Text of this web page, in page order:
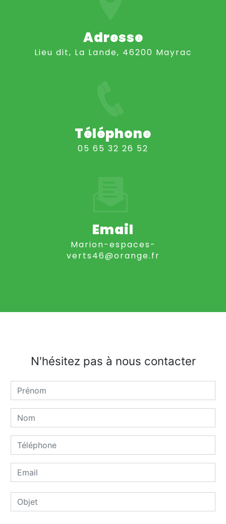
Adresse
Lieu dit, La Lande, 46200 Mayrac
Téléphone
05 65 32 26 52
Email
marion-espaces-
verts46@orange.fr
N'hésitez pas à nous contacter